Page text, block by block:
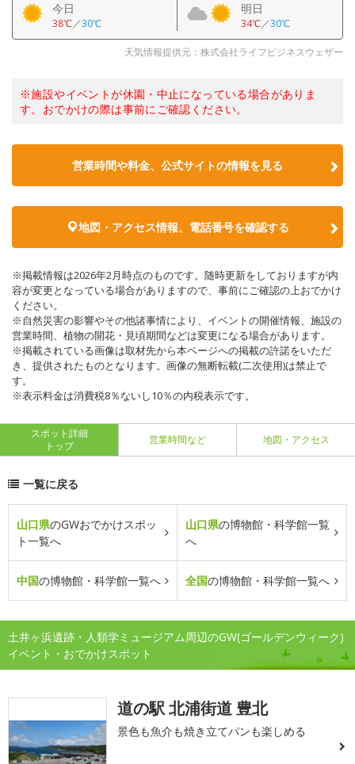
今日
38℃／30℃
明日
34℃／30℃
天気情報提供元：株式会社ライフビジネスウェザー
※施設やイベントが休園・中止になっている場合がありま
す。おでかけの際は事前にご確認ください。
営業時間や料金、公式サイトの情報を見る
地図・アクセス情報、電話番号を確認する
※掲載情報は2026年2月時点のものです。随時更新をしておりますが内
容が変更となっている場合がありますので、事前にご確認の上おでかけ
ください。
※自然災害の影響やその他諸事情により、イベントの開催情報、施設の
営業時間、植物の開花・見頃期間などは変更になる場合があります。
※掲載されている画像は取材先から本ページへの掲載の許諾をいただ
き、提供されたものとなります。画像の無断転載(二次使用)は禁止で
す。
※表示料金は消費税8％ないし10％の内税表示です。
スポット詳細
トップ
営業時間など 地図・アクセス
一覧に戻る
山口県のGWおでかけスポッ
ト一覧へ
山口県の博物館・科学館一覧
へ
中国の博物館・科学館一覧へ 全国の博物館・科学館一覧へ
土井ヶ浜遺跡・人類学ミュージアム周辺のGW(ゴールデンウィーク)
イベント・おでかけスポット
道の駅 北浦街道 豊北
景色も魚介も焼き立てパンも楽しめる